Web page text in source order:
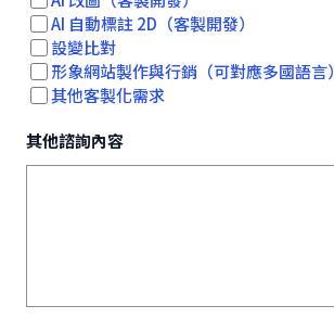
AI 自動標註 2D（客製開發）
設變比對
形象網站製作與行銷（可對應多國語言）
其他客製化需求
其他諮詢內容